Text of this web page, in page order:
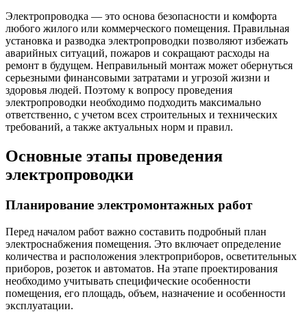
Электропроводка — это основа безопасности и комфорта
любого жилого или коммерческого помещения. Правильная
установка и разводка электропроводки позволяют избежать
аварийных ситуаций, пожаров и сокращают расходы на
ремонт в будущем. Неправильный монтаж может обернуться
серьезными финансовыми затратами и угрозой жизни и
здоровья людей. Поэтому к вопросу проведения
электропроводки необходимо подходить максимально
ответственно, с учетом всех строительных и технических
требований, а также актуальных норм и правил.
Основные этапы проведения
электропроводки
Планирование электромонтажных работ
Перед началом работ важно составить подробный план
электроснабжения помещения. Это включает определение
количества и расположения электроприборов, осветительных
приборов, розеток и автоматов. На этапе проектирования
необходимо учитывать специфические особенности
помещения, его площадь, объем, назначение и особенности
эксплуатации.